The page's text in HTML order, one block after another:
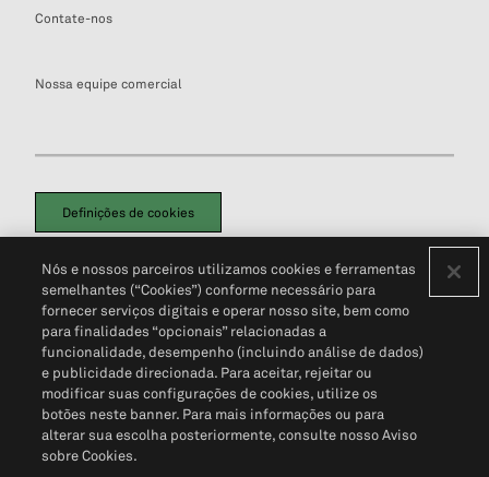
Contate-nos
Nossa equipe comercial
Definições de cookies
Política de PrivacidadePortal de privacidade do cliente (em inglês)
Não Venda Minhas Informações Pessoais© 2026 S&P Global
Nós e nossos parceiros utilizamos cookies e ferramentas
semelhantes (“Cookies”) conforme necessário para
fornecer serviços digitais e operar nosso site, bem como
para finalidades “opcionais” relacionadas a
funcionalidade, desempenho (incluindo análise de dados)
e publicidade direcionada. Para aceitar, rejeitar ou
modificar suas configurações de cookies, utilize os
botões neste banner. Para mais informações ou para
alterar sua escolha posteriormente, consulte nosso Aviso
sobre Cookies.